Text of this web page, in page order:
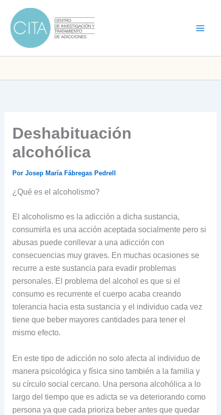
contenido
Deshabituación
alcohólica
Por Josep María Fábregas Pedrell
¿Qué es el alcoholismo?
El alcoholismo es la adicción a dicha sustancia,
consumirla es una acción aceptada socialmente pero si
abusas puede conllevar a una adicción con
consecuencias muy graves. En muchas ocasiones se
recurre a este sustancia para evadir problemas
personales. El problema del alcohol es que si el
consumo es recurrente el cuerpo acaba creando
tolerancia hacia esta sustancia y el individuo cada vez
tiene que beber mayores cantidades para tener el
mismo efecto.
En este tipo de adicción no solo afecta al individuo de
manera psicológica y física sino también a la familia y
su círculo social cercano. Una persona alcohólica a lo
largo del tiempo que es adicta se va deteriorando como
persona ya que cada prioriza beber antes que quedar